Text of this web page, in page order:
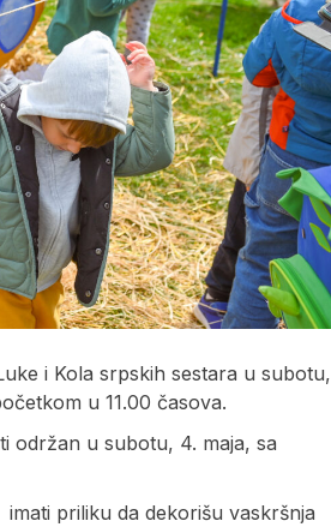
i Kola srpskih sestara u subotu,
u 11.00 časova.
održan u subotu, 4. maja, sa
priliku da dekorišu vaskršnja